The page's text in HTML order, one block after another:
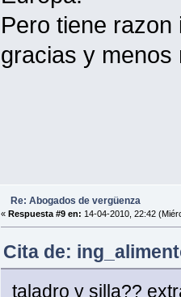
Pero tiene
gracias y menos
Re: Abogados de vergüenza
« Respuesta #9 en: 14-04-2010, 22:42
Cita de:
taladro y silla??